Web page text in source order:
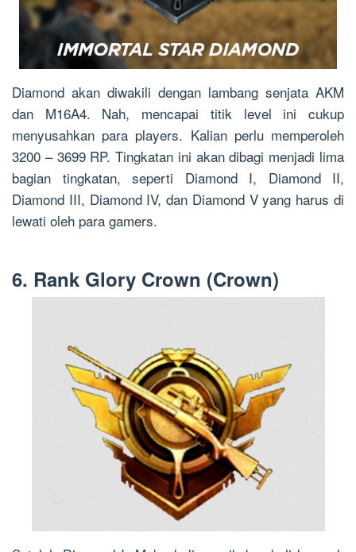
Diamond akan diwakili dengan lambang senjata AKM
dan M16A4. Nah, mencapai titik level ini cukup
menyusahkan para players. Kalian perlu memperoleh
3200 – 3699 RP. Tingkatan ini akan dibagi menjadi lima
bagian tingkatan, seperti Diamond I, Diamond II,
Diamond III, Diamond IV, dan Diamond V yang harus di
lewati oleh para gamers.
6. Rank Glory Crown (Crown)